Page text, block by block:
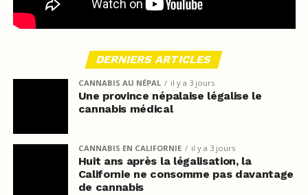
DERNIERS ARTICLES
CANNABIS AU NÉPAL il y a 3 jours
Une province népalaise légalise le
cannabis médical
CANNABIS EN CALIFORNIE il y a 3 jours
Huit ans après la légalisation, la
Californie ne consomme pas davantage
de cannabis